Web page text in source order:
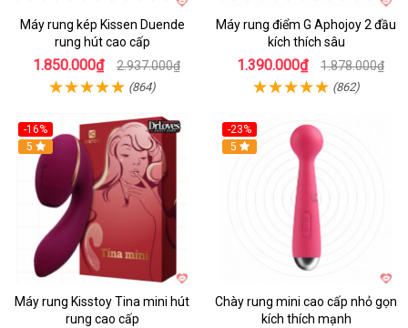
Máy rung kép Kissen Duende
rung hút cao cấp
1.850.000₫ 2.937.000₫
(864)
Máy rung điểm G Aphojoy 2 đầu
kích thích sâu
1.390.000₫ 1.878.000₫
(862)
-16%
Hot
5
Máy rung Kisstoy Tina mini hút
rung cao cấp
-23%
Hot
5
Chày rung mini cao cấp nhỏ gọn
kích thích mạnh